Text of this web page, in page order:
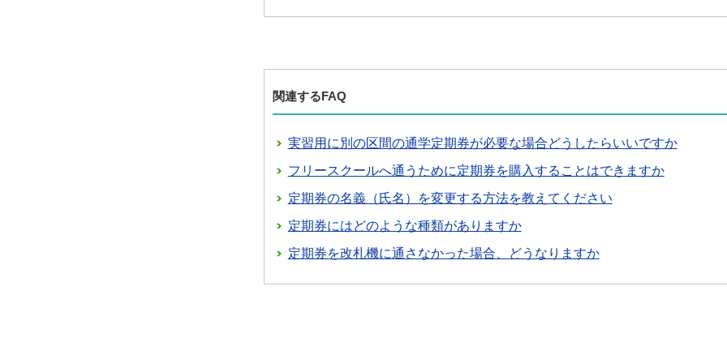
関連するFAQ
実習用に別の区間の通学定期券が必要な場合どうしたらいいですか
フリースクールへ通うために定期券を購入することはできますか
定期券の名義（氏名）を変更する方法を教えてください
定期券にはどのような種類がありますか
定期券を改札機に通さなかった場合、どうなりますか